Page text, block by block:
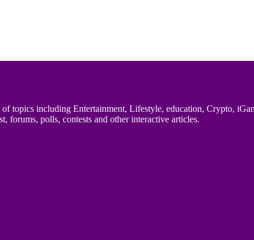
topics including Entertainment, Lifestyle, education, Crypto,
forums, polls, contests and other interactive articles.